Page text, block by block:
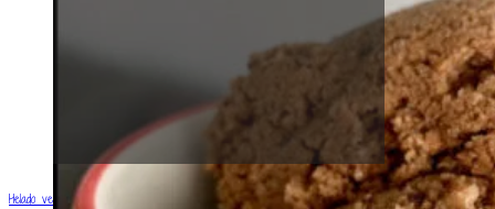
Helado vegano de café (Vegan coffee ice cream)